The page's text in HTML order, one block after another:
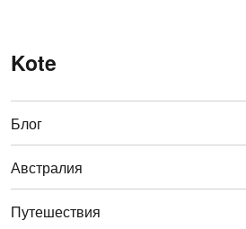
Kote
Блог
Австралия
Путешествия